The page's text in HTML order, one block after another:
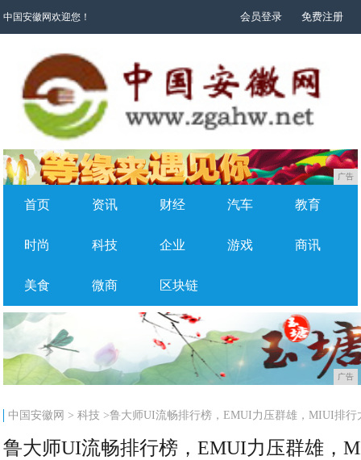
中国安徽网欢迎您！ 会员登录 免费注册
广告
首页 资讯 财经 汽车 教育
时尚 科技 企业 游戏 商讯
美食 微商 区块链
广告
中国安徽网 >科技 >鲁大师UI流畅排行榜，EMUI力压群雄，MIUI排行
鲁大师UI流畅排行榜，EMUI力压群雄，